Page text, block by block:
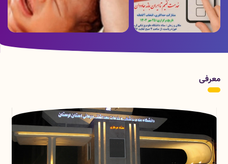
پوستر زمان برگزاری انتخابات
شهدای عشایر به مناسبت روز جهانی
معرفی